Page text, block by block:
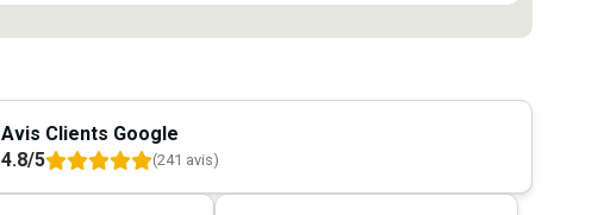
Avis Clients Google
4.8/5
(241 avis)